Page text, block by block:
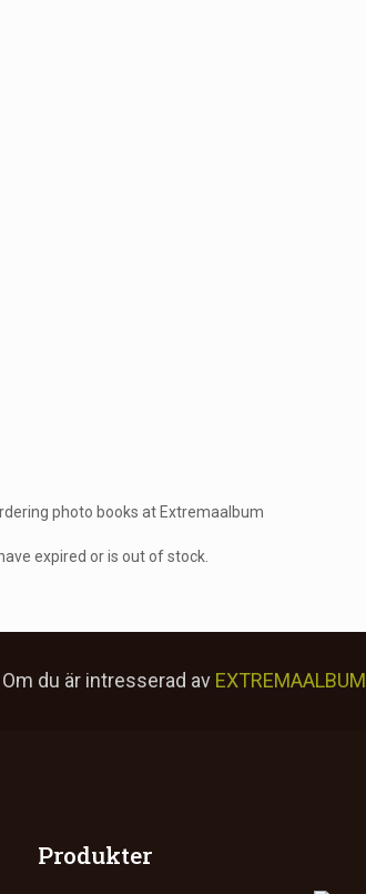
photo books at Extremaalbum
expired or is out of stock.
Om du är intresserad av EXTREMAALBUM
Produkter